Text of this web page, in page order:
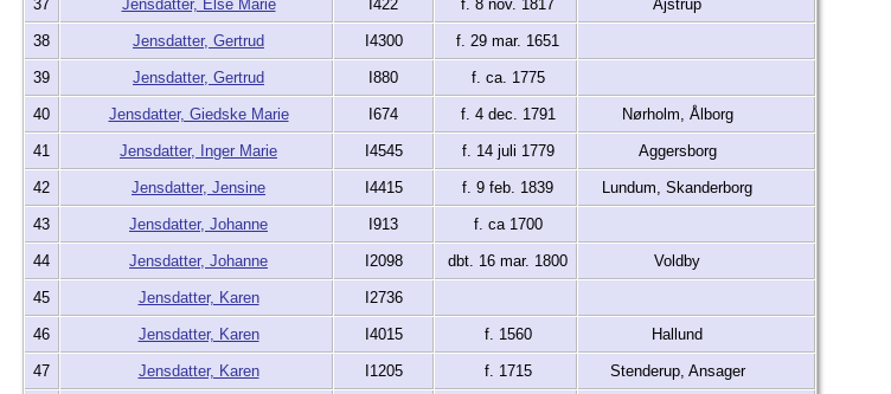
37 Jensdatter, Else Marie I422 f. 8 nov. 1817 Ajstrup
38 Jensdatter, Gertrud I4300 f. 29 mar. 1651
39 Jensdatter, Gertrud I880 f. ca. 1775
40 Jensdatter, Giedske Marie I674 f. 4 dec. 1791 Nørholm, Ålborg
41 Jensdatter, Inger Marie I4545 f. 14 juli 1779 Aggersborg
42 Jensdatter, Jensine I4415 f. 9 feb. 1839 Lundum, Skanderborg
43 Jensdatter, Johanne I913 f. ca 1700
44 Jensdatter, Johanne I2098 dbt. 16 mar. 1800 Voldby
45 Jensdatter, Karen I2736
46 Jensdatter, Karen I4015 f. 1560 Hallund
47 Jensdatter, Karen I1205 f. 1715 Stenderup, Ansager